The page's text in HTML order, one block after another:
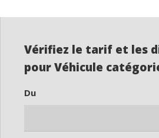
Vérifiez le tarif et les
pour Véhicule
Du